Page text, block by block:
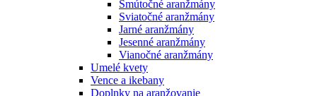
Smútočné aranžmány
Sviatočné aranžmány
Jarné aranžmány
Jesenné aranžmány
Vianočné aranžmány
Umelé kvety
Vence a ikebany
Doplnky na aranžovanie